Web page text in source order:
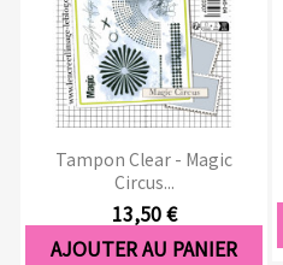
Tampon Clear - Magic
Circus...
13,50 €
AJOUTER AU PANIER